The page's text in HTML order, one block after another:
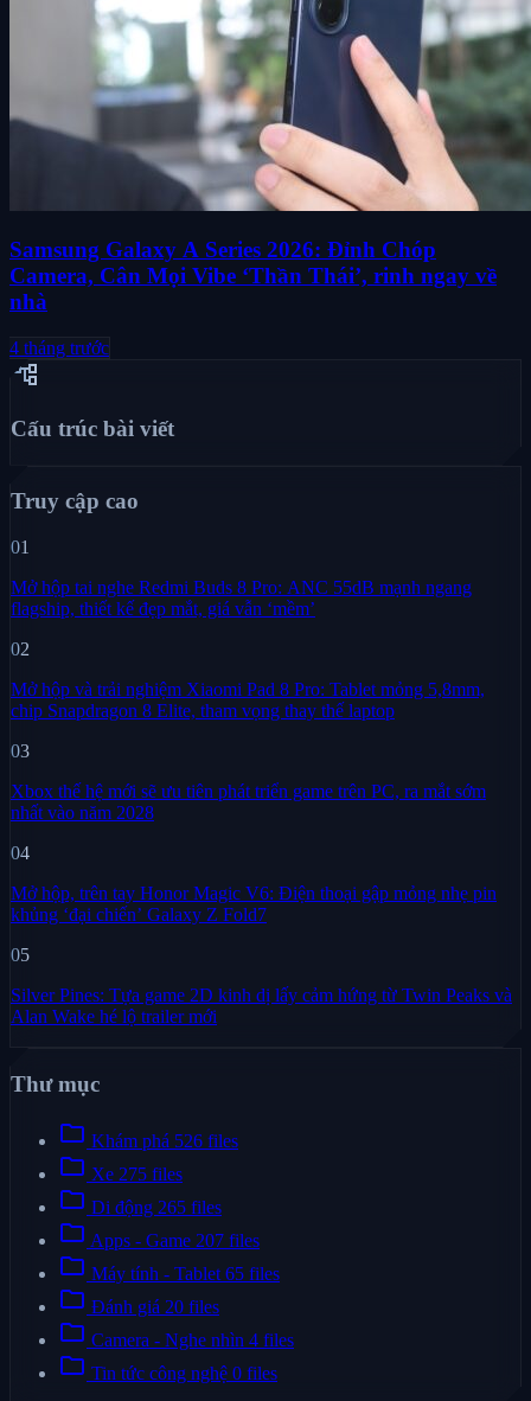
Samsung Galaxy A Series 2026: Đỉnh Chóp
Camera, Cân Mọi Vibe ‘Thần Thái’, rinh ngay về
nhà
4 tháng trước
account_tree
Cấu trúc bài viết
Truy cập cao
01
Mở hộp tai nghe Redmi Buds 8 Pro: ANC 55dB mạnh ngang
flagship, thiết kế đẹp mắt, giá vẫn ‘mềm’
02
Mở hộp và trải nghiệm Xiaomi Pad 8 Pro: Tablet mỏng 5,8mm,
chip Snapdragon 8 Elite, tham vọng thay thế laptop
03
Xbox thế hệ mới sẽ ưu tiên phát triển game trên PC, ra mắt sớm
nhất vào năm 2028
04
Mở hộp, trên tay Honor Magic V6: Điện thoại gập mỏng nhẹ pin
khủng ‘đại chiến’ Galaxy Z Fold7
05
Silver Pines: Tựa game 2D kinh dị lấy cảm hứng từ Twin Peaks và
Alan Wake hé lộ trailer mới
Thư mục
folder Khám phá 526 files
folder Xe 275 files
folder Di động 265 files
folder Apps - Game 207 files
folder Máy tính - Tablet 65 files
folder Đánh giá 20 files
folder Camera - Nghe nhìn 4 files
folder Tin tức công nghệ 0 files